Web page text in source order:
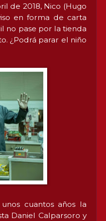
de 2018, Nico (Hugo
en forma de carta
no pase por la tienda
¿Podrá parar el niño
cuantos años la
Daniel Calparsoro y